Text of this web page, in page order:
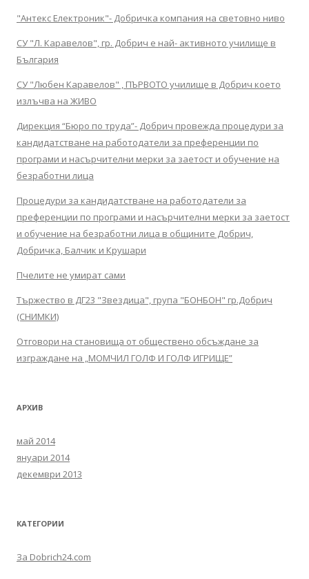
"Антекс Електроник"- Добричка компания на световно ниво
СУ "Л. Каравелов", гр. Добрич е най- активното училище в
България
СУ "Любен Каравелов" , ПЪРВОТО училище в Добрич което
излъчва на ЖИВО
Дирекция “Бюро по труда”- Добрич провежда процедури за
кандидатстване на работодатели за преференции по
програми и насърчителни мерки за заетост и обучение на
безработни лица
Процедури за кандидатстване на работодатели за
преференции по програми и насърчителни мерки за заетост
и обучение на безработни лица в общините Добрич,
Добричка, Балчик и Крушари
Пчелите не умират сами
Тържество в ДГ23 "Звездица", група "БОНБОН" гр.Добрич
(СНИМКИ)
Отговори на становища от обществено обсъждане за
изграждане на „МОМЧИЛ ГОЛФ И ГОЛФ ИГРИЩЕ”
АРХИВ
май 2014
януари 2014
декември 2013
КАТЕГОРИИ
За Dobrich24.com